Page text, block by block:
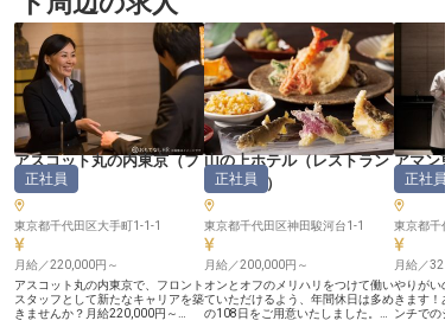
る環境です。※2024年5月23日時点
の情報です。
情報です。
オリジナ
担当し
接見ら
＞＞
も魅力
り ■年
間 ■IHG
優待制
場として
環境を築いて
豊富な
内屈指の
らこそ、
多数展開
イルの
感じる方
です。
アスコット丸の内東京（フ
ロント）
正社員
東京都千代田区大手町1-1-1
月給／220,000円～
アスコット丸の内東京で、フロント
スタッフとして新たなキャリアを築
きませんか？月給220,000円～
山の上ホテル（レストラン
サービス ）
正社員
東京都千代田区神田駿河台1-1
月給／200,000円～
オンとオフのメリハリをつけて働い
ていただけるよう、年間休日は多め
の108日をご用意いたしました。安
アマン
ーフ
正社員
東京都千
月給／
やりがい
きます
ンチでの